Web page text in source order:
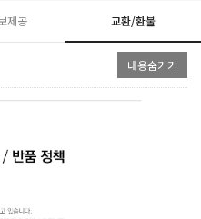
제공 교환/환불
내용숨기기